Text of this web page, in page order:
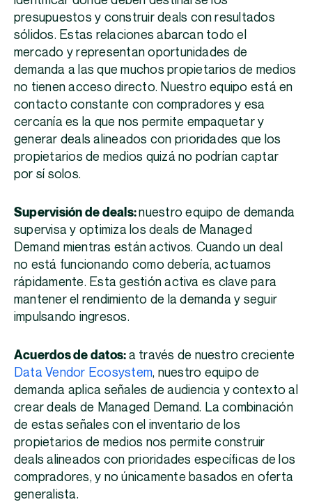
presupuestos y construir deals con resultados
sólidos. Estas relaciones abarcan todo el
mercado y representan oportunidades de
demanda a las que muchos propietarios de medios
no tienen acceso directo. Nuestro equipo está en
contacto constante con compradores y esa
cercanía es la que nos permite empaquetar y
generar deals alineados con prioridades que los
propietarios de medios quizá no podrían captar
por sí solos.
Supervisión de deals:nuestro equipo de demanda
supervisa y optimiza los deals de Managed
Demand mientras están activos. Cuando un deal
no está funcionando como debería, actuamos
rápidamente. Esta gestión activa es clave para
mantener el rendimiento de la demanda y seguir
impulsando ingresos.
Acuerdos de datos: a través de nuestro creciente
Data Vendor Ecosystem, nuestro equipo de
demanda aplica señales de audiencia y contexto al
crear deals de Managed Demand. La combinación
de estas señales con el inventario de los
propietarios de medios nos permite construir
deals alineados con prioridades específicas de los
compradores, y no únicamente basados en oferta
generalista.